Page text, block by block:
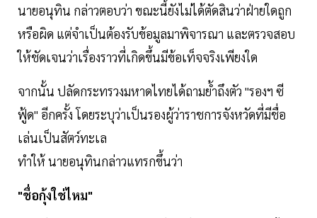
นายอนุทิน กล่าวตอบว่า ขณะนี้ยังไม่ได้ตัดสินว่าฝ่ายใดถูก
หรือผิด แต่จำเป็นต้องรับข้อมูลมาพิจารณา และตรวจสอบ
ให้ชัดเจนว่าเรื่องราวที่เกิดขึ้นมีข้อเท็จจริงเพียงใด
จากนั้น ปลัดกระทรวงมหาดไทยได้ถามย้ำถึงตัว "รองฯ ซี
ฟู้ด" อีกครั้ง โดยระบุว่าเป็นรองผู้ว่าราชการจังหวัดที่มีชื่อ
เล่นเป็นสัตว์ทะเล
ทำให้ นายอนุทินกล่าวแทรกขึ้นว่า
"ชื่อกุ้งใช่ไหม"